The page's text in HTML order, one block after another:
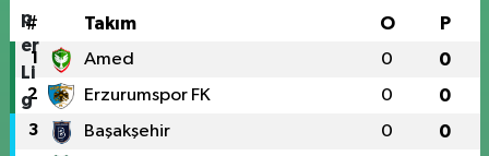
# Takım O P
1 Amed 0 0
2 Erzurumspor FK 0 0
3 Başakşehir 0 0